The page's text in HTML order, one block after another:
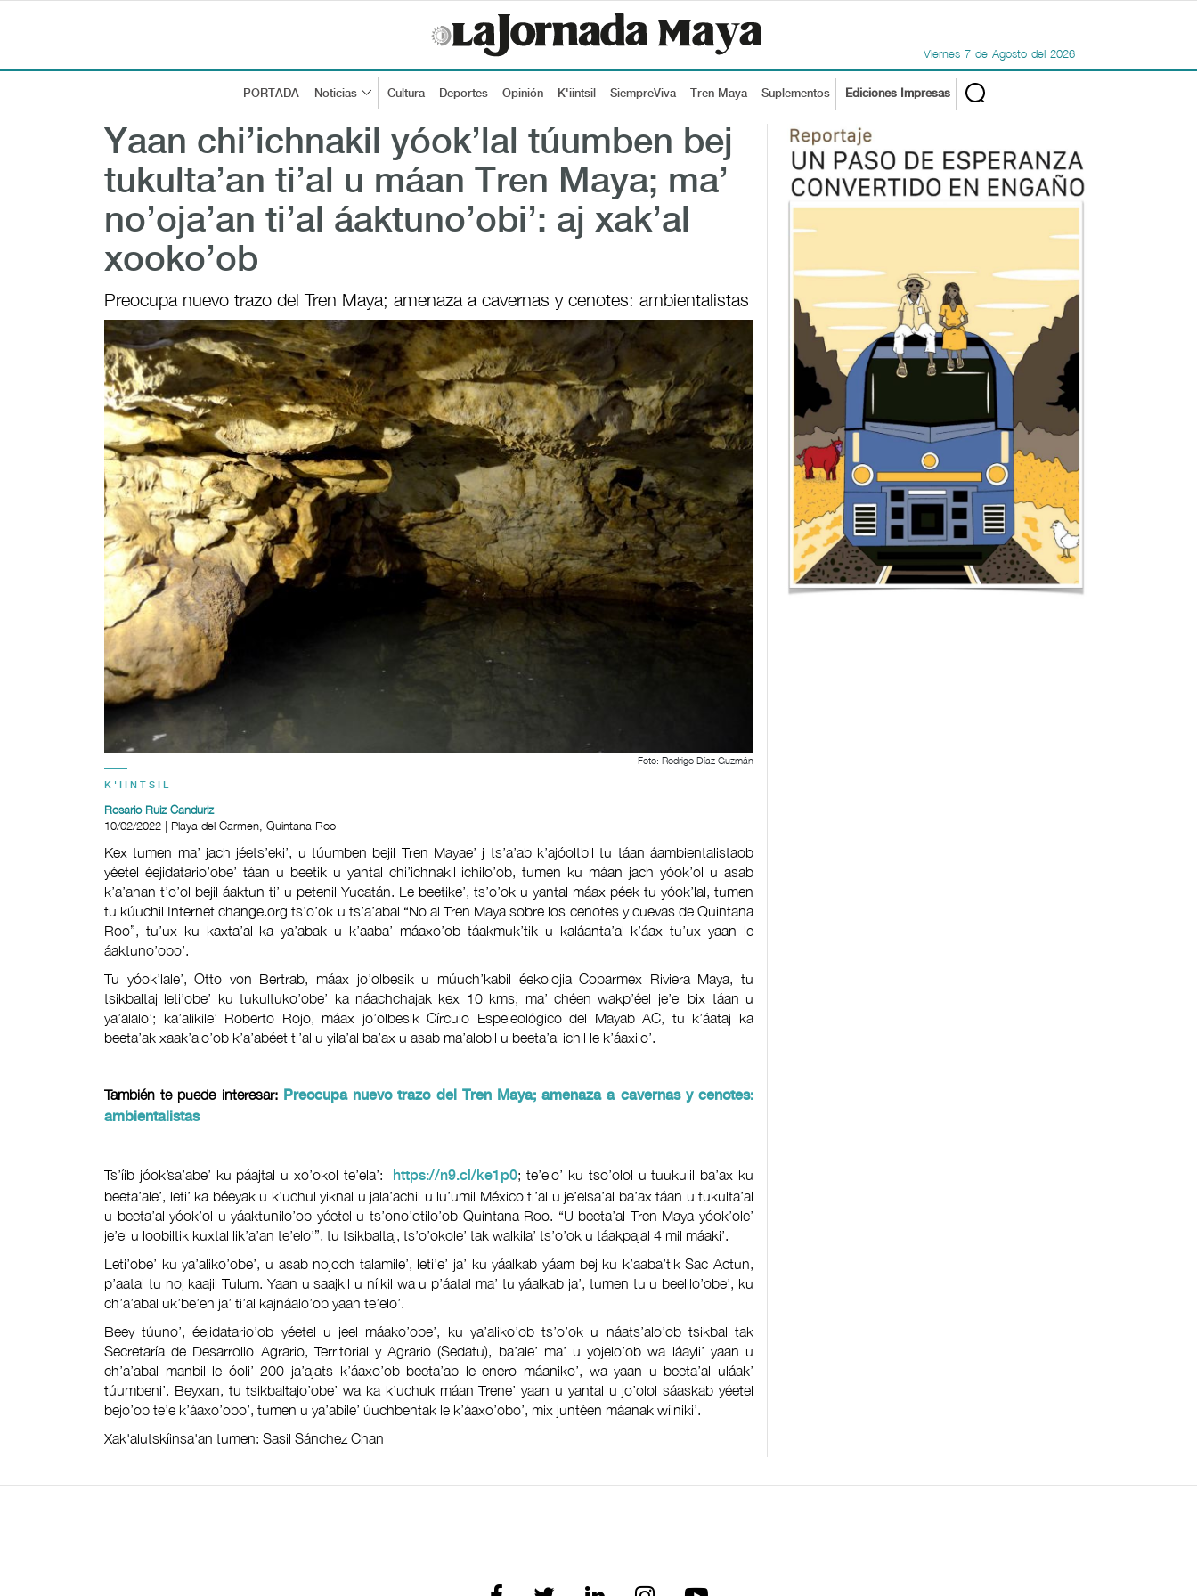
Viernes 7 de Agosto del 2026
PORTADA Noticias Cultura Deportes Opinión K'iintsil SiempreViva Tren Maya Suplementos Ediciones Impresas
Yaan chi’ichnakil yóok’lal túumben bej
tukulta’an ti’al u máan Tren Maya; ma’
no’oja’an ti’al áaktuno’obi’: aj xak’al
xooko’ob
Preocupa nuevo trazo del Tren Maya; amenaza a cavernas y cenotes: ambientalistas
Foto: Rodrigo Díaz Guzmán
K'IINTSIL
Rosario Ruiz Canduriz
10/02/2022 | Playa del Carmen, Quintana Roo
Kex tumen ma’ jach jéets’eki’, u túumben bejil Tren Mayae’ j ts’a’ab k’ajóoltbil tu táan áambientalistaob
yéetel éejidatario’obe’ táan u beetik u yantal chi’ichnakil ichilo’ob, tumen ku máan jach yóok’ol u asab
k’a’anan t’o’ol bejil áaktun ti’ u petenil Yucatán. Le beetike’, ts’o’ok u yantal máax péek tu yóok’lal, tumen
tu kúuchil Internet change.org ts’o’ok u ts’a’abal “No al Tren Maya sobre los cenotes y cuevas de Quintana
Roo”, tu’ux ku kaxta’al ka ya’abak u k’aaba’ máaxo’ob táakmuk’tik u kaláanta’al k’áax tu’ux yaan le
áaktuno’obo’.
Tu yóok’lale’, Otto von Bertrab, máax jo’olbesik u múuch’kabil éekolojia Coparmex Riviera Maya, tu
tsikbaltaj leti’obe’ ku tukultuko’obe’ ka náachchajak kex 10 kms, ma’ chéen wakp’éel je’el bix táan u
ya’alalo’; ka’alikile’ Roberto Rojo, máax jo’olbesik Círculo Espeleológico del Mayab AC, tu k’áataj ka
beeta’ak xaak’alo’ob k’a’abéet ti’al u yila’al ba’ax u asab ma’alobil u beeta’al ichil le k’áaxilo’.
También te puede interesar: Preocupa nuevo trazo del Tren Maya; amenaza a cavernas y cenotes:
ambientalistas
Ts’íib jóok’sa’abe’ ku páajtal u xo’okol te’ela’: https://n9.cl/ke1p0; te’elo’ ku tso’olol u tuukulil ba’ax ku
beeta’ale’, leti’ ka béeyak u k’uchul yiknal u jala’achil u lu’umil México ti’al u je’elsa’al ba’ax táan u tukulta’al
u beeta’al yóok’ol u yáaktunilo’ob yéetel u ts’ono’otilo’ob Quintana Roo. “U beeta’al Tren Maya yóok’ole’
je’el u loobiltik kuxtal lik’a’an te’elo’”, tu tsikbaltaj, ts’o’okole’ tak walkila’ ts’o’ok u táakpajal 4 mil máaki’.
Leti’obe’ ku ya’aliko’obe’, u asab nojoch talamile’, leti’e’ ja’ ku yáalkab yáam bej ku k’aaba’tik Sac Actun,
p’aatal tu noj kaajil Tulum. Yaan u saajkil u níikil wa u p’áatal ma’ tu yáalkab ja’, tumen tu u beelilo’obe’, ku
ch’a’abal uk’be’en ja’ ti’al kajnáalo’ob yaan te’elo’.
Beey túuno’, éejidatario’ob yéetel u jeel máako’obe’, ku ya’aliko’ob ts’o’ok u náats’alo’ob tsikbal tak
Secretaría de Desarrollo Agrario, Territorial y Agrario (Sedatu), ba’ale’ ma’ u yojelo’ob wa láayli’ yaan u
ch’a’abal manbil le óoli’ 200 ja’ajats k’áaxo’ob beeta’ab le enero máaniko’, wa yaan u beeta’al uláak’
túumbeni’. Beyxan, tu tsikbaltajo’obe’ wa ka k’uchuk máan Trene’ yaan u yantal u jo’olol sáaskab yéetel
bejo’ob te’e k’áaxo’obo’, tumen u ya’abile’ úuchbentak le k’áaxo’obo’, mix juntéen máanak wíiniki’.
Xak'alutskíinsa'an tumen: Sasil Sánchez Chan